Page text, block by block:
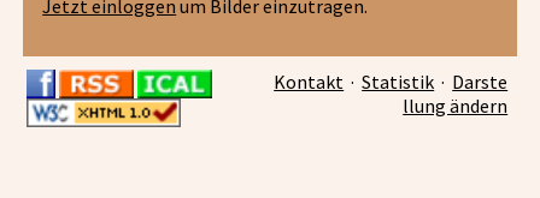
Jetzt einloggen um Bilder einzutragen.
Kontakt ·Statistik · Darste
llung ändern